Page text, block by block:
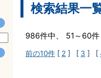
検索結果一
986件中、 51～60
前の10件 [ 2 ] [ 3 ] [